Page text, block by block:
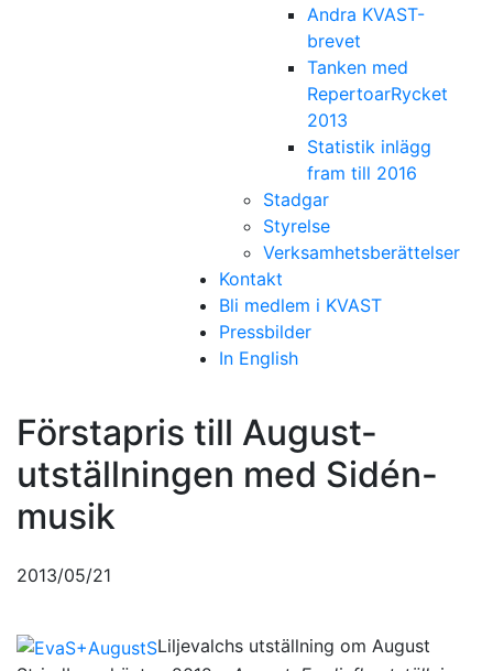
Andra KVAST-
brevet
Tanken med
RepertoarRycket
2013
Statistik inlägg
fram till 2016
Stadgar
Styrelse
Verksamhetsberättelser
Kontakt
Bli medlem i KVAST
Pressbilder
In English
Förstapris till August-
utställningen med Sidén-
musik
2013/05/21
Liljevalchs utställning om August